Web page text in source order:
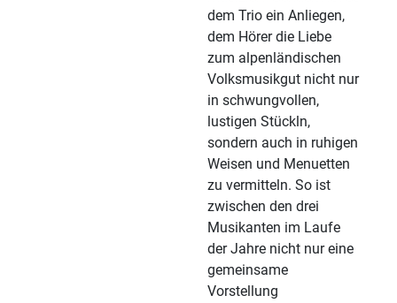
dem Trio ein Anliegen,
dem Hörer die Liebe
zum alpenländischen
Volksmusikgut nicht nur
in schwungvollen,
lustigen Stückln,
sondern auch in ruhigen
Weisen und Menuetten
zu vermitteln. So ist
zwischen den drei
Musikanten im Laufe
der Jahre nicht nur eine
gemeinsame
Vorstellung